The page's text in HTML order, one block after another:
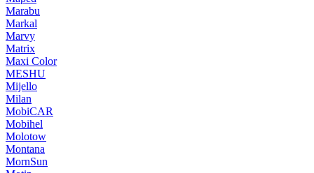
Marabu
Markal
Marvy
Matrix
Maxi Color
MESHU
Mijello
Milan
MobiCAR
Mobihel
Molotow
Montana
MornSun